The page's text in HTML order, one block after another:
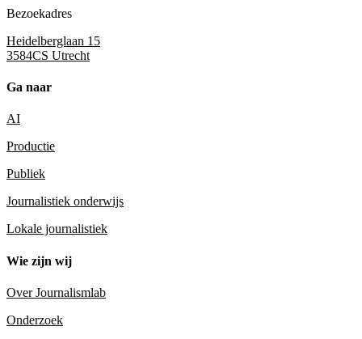
Bezoekadres
Heidelberglaan 15
3584CS Utrecht
Ga naar
AI
Productie
Publiek
Journalistiek onderwijs
Lokale journalistiek
Wie zijn wij
Over Journalismlab
Onderzoek